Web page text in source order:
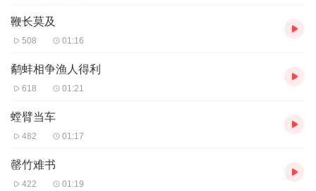
鞭长莫及
508 01:16
鹬蚌相争渔人得利
618 01:21
螳臂当车
482 01:17
罄竹难书
422 01:19